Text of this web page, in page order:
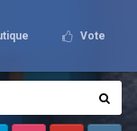
Vote